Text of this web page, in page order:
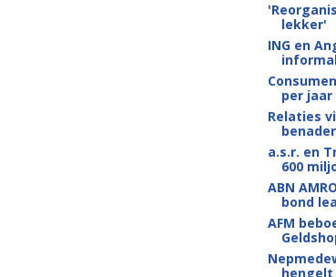
lekker'
ING en
per jaar
Relaties
a.s.r. en
600
ABN
bond
AFM
hengelt